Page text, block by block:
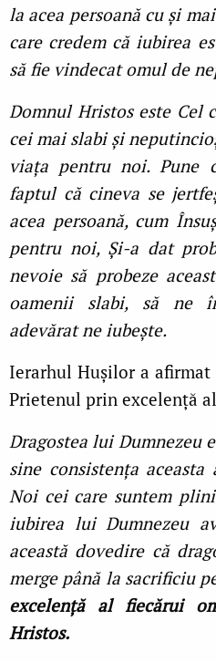
la acea persoană cu și
care credem că iubirea
să fie vindecat omul de
Domnul Hristos este Cel
cei mai slabi și
viața pentru noi. Pune
faptul că cineva se
acea persoană, cum
pentru noi, Și-a dat
nevoie să probeze
oamenii slabi, să ne
adevărat ne iubește.
Ierarhul Hușilor a afirmat
Prietenul prin excelență
Dragostea lui Dumnezeu
sine consistența
Noi cei care suntem
iubirea lui Dumnezeu
această dovedire că
merge până la sacrificiu
excelență al fiecărui
Hristos.